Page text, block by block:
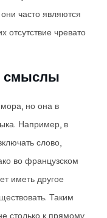
часто являются
чревато
смыслы
но она в
Например, в
слово,
во французском
иметь другое
Таким
столько к прямому